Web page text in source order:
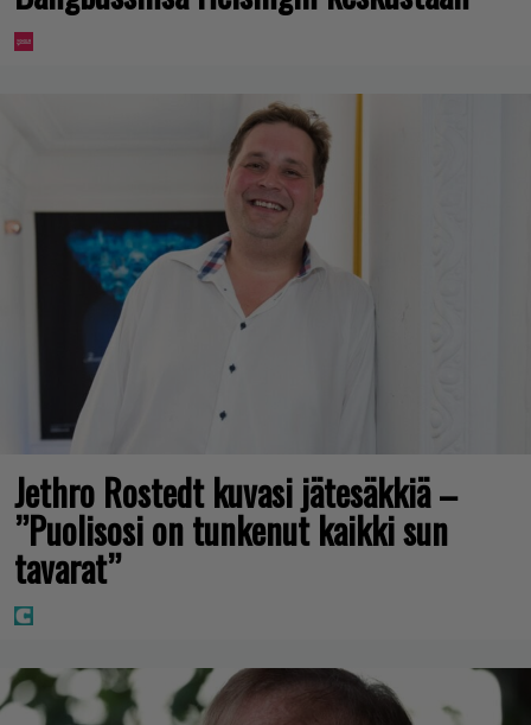
Jethro Rostedt kuvasi jätesäkkiä –
”Puolisosi on tunkenut kaikki sun
tavarat”